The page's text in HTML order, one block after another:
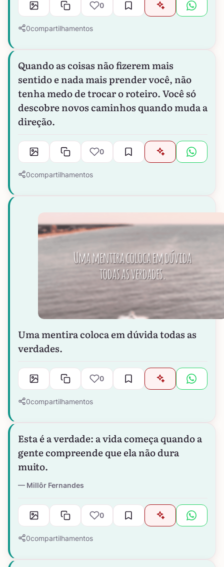
0
0compartilhamentos
Quando as coisas não fizerem mais
sentido e nada mais prender você, não
tenha medo de trocar o roteiro. Você só
descobre novos caminhos quando muda a
direção.
0
0compartilhamentos
Uma mentira coloca em dúvida todas as
verdades.
0
0compartilhamentos
Esta é a verdade: a vida começa quando a
gente compreende que ela não dura
muito.
Millôr Fernandes
0
0compartilhamentos